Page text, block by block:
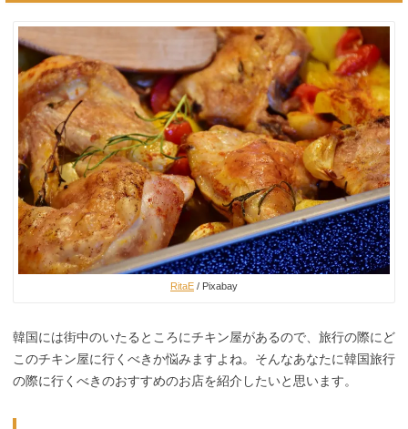
RitaE / Pixabay
韓国には街中のいたるところにチキン屋があるので、旅行の際にど
このチキン屋に行くべきか悩みますよね。そんなあなたに韓国旅行
の際に行くべきのおすすめのお店を紹介したいと思います。